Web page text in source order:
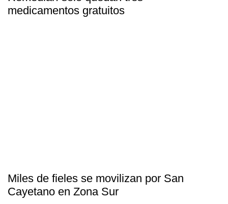
medicamentos gratuitos
Miles de fieles se movilizan por San
Cayetano en Zona Sur